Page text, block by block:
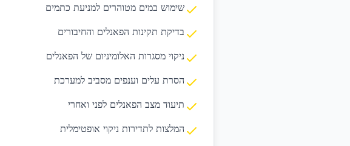
שימוש במים מטוהרים למניעת כתמים
בדיקת תקינות הפאנלים והחיבורים
ניקוי מסגרות האלומיניום של הפאנלים
הסרת עלים וענפים מסביב למערכת
תיעוד מצב הפאנלים לפני ואחרי
המלצות לתדירות ניקוי אופטימלית